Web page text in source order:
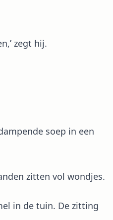
zegt hij.
soep in een
zitten vol wondjes.
in de tuin. De zitting